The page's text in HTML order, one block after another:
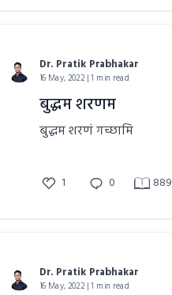
Dr. Pratik Prabhakar
16 May, 2022 | 1 min read
बुद्धम शरणम
बुद्धम शरणं गच्छामि
1 0 889
Dr. Pratik Prabhakar
16 May, 2022 | 1 min read